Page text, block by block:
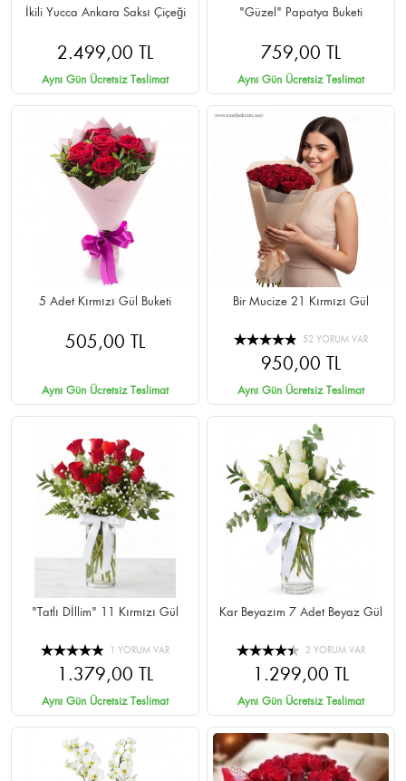
İkili Yucca Ankara Saksı Çiçeği
2.499,00 TL
Aynı Gün Ücretsiz Teslimat
"Güzel" Papatya Buketi
759,00 TL
Aynı Gün Ücretsiz Teslimat
5 Adet Kırmızı Gül Buketi
505,00 TL
Aynı Gün Ücretsiz Teslimat
Bir Mucize 21 Kırmızı Gül
52 YORUM VAR
950,00 TL
Aynı Gün Ücretsiz Teslimat
"Tatlı Dİllim" 11 Kırmızı Gül
1 YORUM VAR
1.379,00 TL
Aynı Gün Ücretsiz Teslimat
Kar Beyazım 7 Adet Beyaz Gül
2 YORUM VAR
1.299,00 TL
Aynı Gün Ücretsiz Teslimat